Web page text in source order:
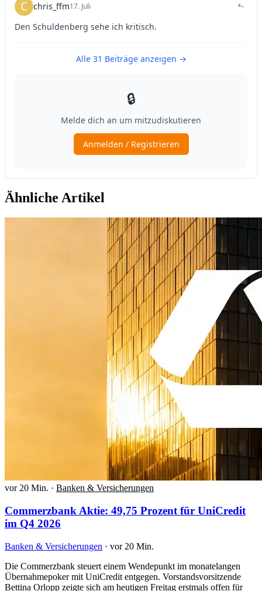
Ähnliche Artikel
vor 20 Min. · Banken & Versicherungen
Commerzbank Aktie: 49,75 Prozent für UniCredit
im Q4 2026
Banken & Versicherungen · vor 20 Min.
Die Commerzbank steuert einem Wendepunkt im monatelangen
Übernahmepoker mit UniCredit entgegen. Vorstandsvorsitzende
Bettina Orlopp zeigte sich am heutigen Freitag erstmals offen für